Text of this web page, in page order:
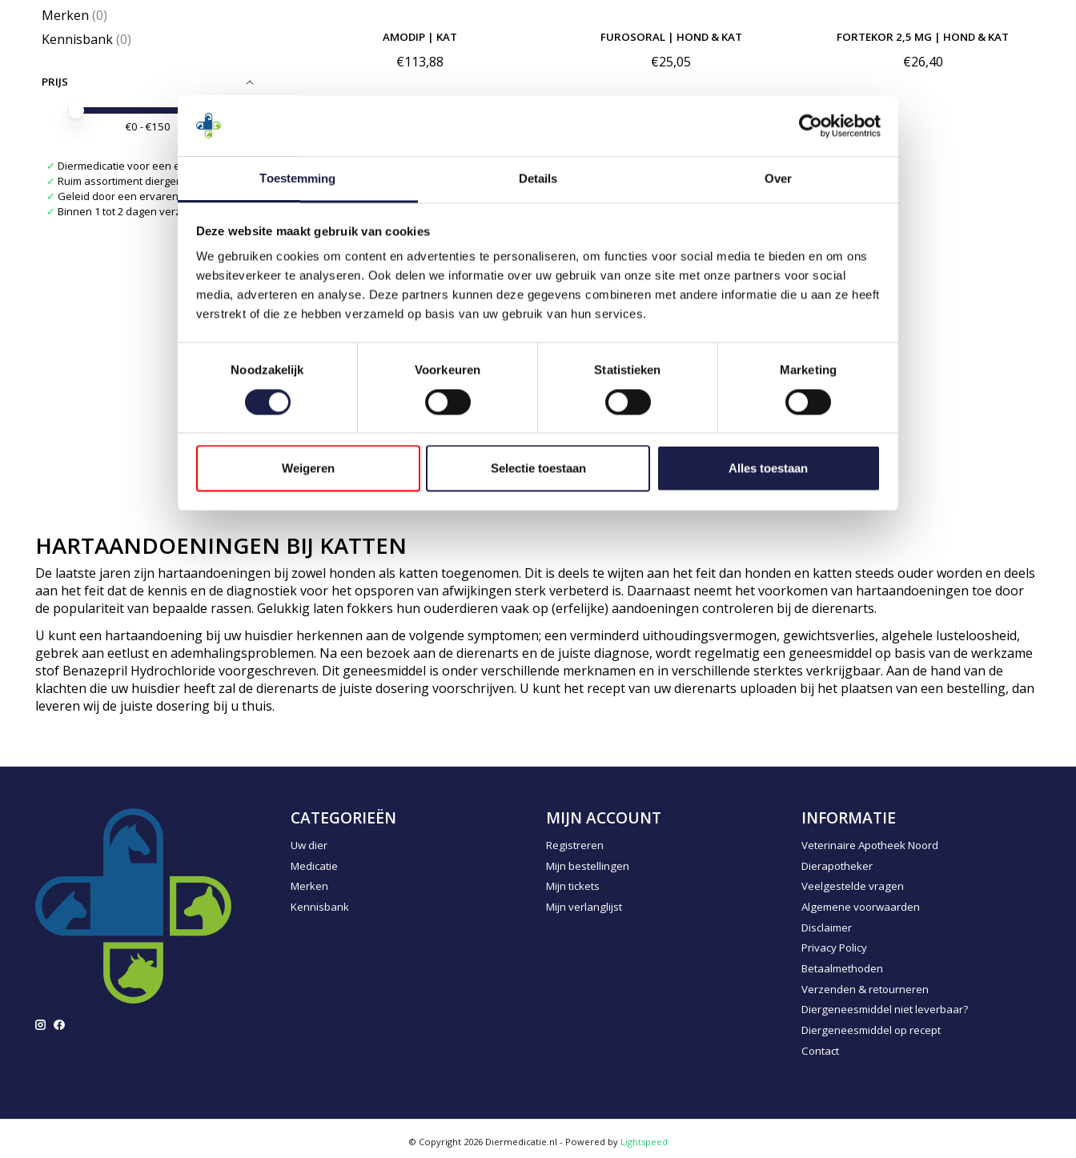
Toestemming Details Over
Deze website maakt gebruik van cookies
We gebruiken cookies om content en advertenties te personaliseren, om functies voor social media te bieden en om ons
websiteverkeer te analyseren. Ook delen we informatie over uw gebruik van onze site met onze partners voor social
media, adverteren en analyse. Deze partners kunnen deze gegevens combineren met andere informatie die u aan ze heeft
verstrekt of die ze hebben verzameld op basis van uw gebruik van hun services.
Noodzakelijk
Voorkeuren Statistieken Marketing
Weigeren Selectie toestaan Alles toestaan
Merken (0)
Kennisbank(0)
PRIJS
Minimale prijswaarde
Price maximum value
€0 - €150
✓ Diermedicatie voor een eerlijke prijs
✓ Ruim assortiment diergeneesmiddelen
✓ Geleid door een ervaren apotheker
✓ Binnen 1 tot 2 dagen verzonden
AMODIP | KAT
€113,88
FUROSORAL | HOND & KAT
€25,05
FORTEKOR 2,5 MG | HOND & KAT
€26,40
FORTEKOR FLAVOUR 5MG EN 20MG |
OMEGA OLIE | HOND EN KAT
HARTAANDOENINGEN BIJ KATTEN
De laatste jaren zijn hartaandoeningen bij zowel honden als katten toegenomen. Dit is deels te wijten aan het feit dan honden en katten steeds ouder worden en deels
aan het feit dat de kennis en de diagnostiek voor het opsporen van afwijkingen sterk verbeterd is. Daarnaast neemt het voorkomen van hartaandoeningen toe door
de populariteit van bepaalde rassen. Gelukkig laten fokkers hun ouderdieren vaak op (erfelijke) aandoeningen controleren bij de dierenarts.
U kunt een hartaandoening bij uw huisdier herkennen aan de volgende symptomen; een verminderd uithoudingsvermogen, gewichtsverlies, algehele lusteloosheid,
gebrek aan eetlust en ademhalingsproblemen. Na een bezoek aan de dierenarts en de juiste diagnose, wordt regelmatig een geneesmiddel op basis van de werkzame
stof Benazepril Hydrochloride voorgeschreven. Dit geneesmiddel is onder verschillende merknamen en in verschillende sterktes verkrijgbaar. Aan de hand van de
klachten die uw huisdier heeft zal de dierenarts de juiste dosering voorschrijven. U kunt het recept van uw dierenarts uploaden bij het plaatsen van een bestelling, dan
leveren wij de juiste dosering bij u thuis.
CATEGORIEËN
Uw dier
Medicatie
Merken
Kennisbank
MIJN ACCOUNT
Registreren
Mijn bestellingen
Mijn tickets
Mijn verlanglijst
INFORMATIE
Veterinaire Apotheek Noord
Dierapotheker
Veelgestelde vragen
Algemene voorwaarden
Disclaimer
Privacy Policy
Betaalmethoden
Verzenden & retourneren
Diergeneesmiddel niet leverbaar?
Diergeneesmiddel op recept
Contact
© Copyright 2026 Diermedicatie.nl - Powered by Lightspeed